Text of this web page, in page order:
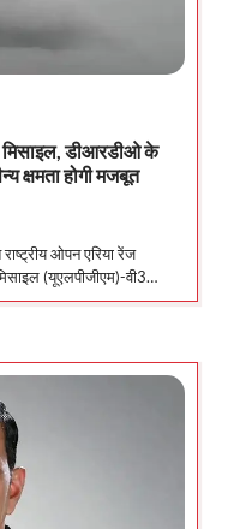
मिसाइल, डीआरडीओ के
क्षमता होगी मजबूत
ओपन एरिया रेंज
(यूएलपीजीएम)-वी3…